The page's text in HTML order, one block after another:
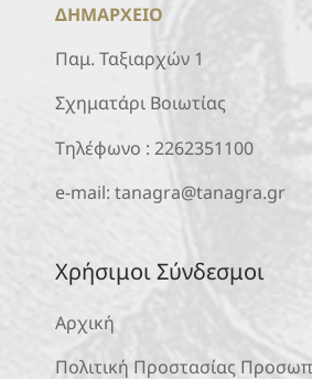
ΔΗΜΑΡΧΕΙΟ
Παμ. Ταξιαρχών 1
Σχηματάρι Βοιωτίας
Τηλέφωνο : 2262351100
e-mail: tanagra@tanagra.gr
Χρήσιμοι Σύνδεσμοι
Αρχική
Πολιτική Προστασίας